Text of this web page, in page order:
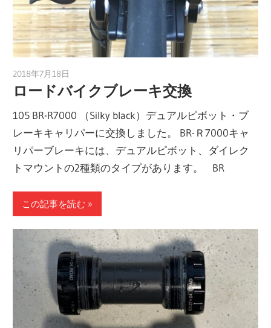
2018年7月18日
ロードバイクブレーキ交換
105 BR-R7000 （Silky black）デュアルピボット・ブ
レーキキャリパーに交換しました。 BR-Ｒ7000キャ
リパーブレーキには、デュアルピボット、ダイレク
トマウントの2種類のタイプがあります。 BR
この記事を読む